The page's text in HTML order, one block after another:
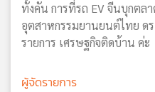
ทั้งคัน การที่รถ EV จีนบุกตล
อุตสาหกรรมยานยนต์ไทย ด
รายการ เศรษฐกิจติดบ้าน ค่ะ
ผู้จัดรายการ